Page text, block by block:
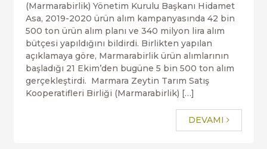
(Marmarabirlik) Yönetim Kurulu Başkanı Hidamet
Asa, 2019-2020 ürün alım kampanyasında 42 bin
500 ton ürün alım planı ve 340 milyon lira alım
bütçesi yapıldığını bildirdi. Birlikten yapılan
açıklamaya göre, Marmarabirlik ürün alımlarının
başladığı 21 Ekim’den bugüne 5 bin 500 ton alım
gerçekleştirdi. Marmara Zeytin Tarım Satış
Kooperatifleri Birliği (Marmarabirlik) […]
DEVAMI